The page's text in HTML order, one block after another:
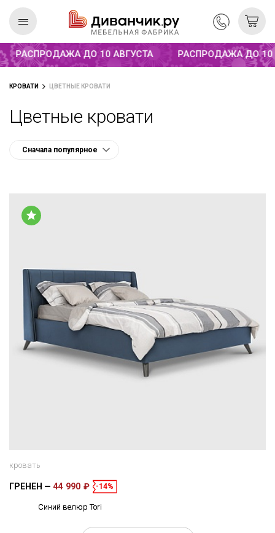
Распродажа до 10 августа
РАСПРОДАЖА ДО 10 АВГУСТА
РАСПРОДАЖА ДО 10
КРОВАТИ ЦВЕТНЫЕ КРОВАТИ
Цветные кровати
кровать
ГРЕНЕН 44 990 ₽ -14%
Синий велюр Tori